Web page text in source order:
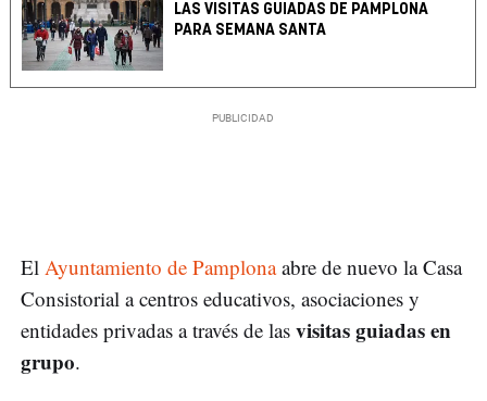
LAS VISITAS GUIADAS DE PAMPLONA
PARA SEMANA SANTA
El Ayuntamiento de Pamplonaabre de nuevo la Casa
Consistorial a centros educativos, asociaciones y
entidades privadas a través de las visitas guiadas en
grupo.